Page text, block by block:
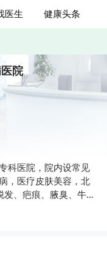
医生 健康头条
院
科医院，院内设常见
，医疗皮肤美容，北
、疤痕、腋臭、牛皮
多个城市，是目前国
专利，深受广大患者